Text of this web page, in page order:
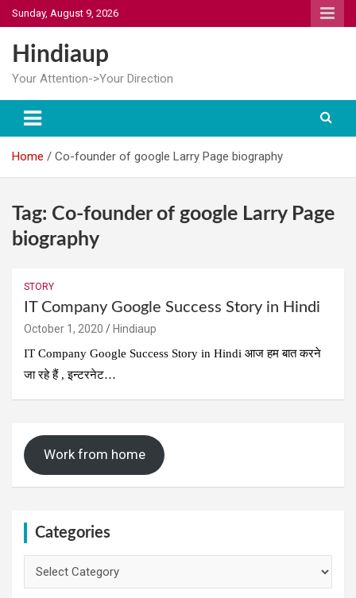
Skip
to
content
Sunday, August 9, 2026
Hindiaup
Your Attention->Your Direction
Home Co-founder of google Larry Page biography
Tag: Co-founder of google Larry Page
biography
STORY
IT Company Google Success Story in Hindi
October 1, 2020
Hindiaup
IT Company Google Success Story in Hindi आज हम बात करने
जा रहे हैं , इन्टरनेट…
Work from home
Categories